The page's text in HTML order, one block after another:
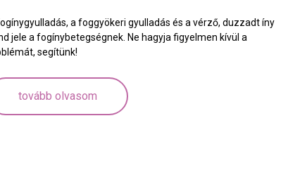
a foggyökeri gyulladás és a vérző, duzzadt íny
jele a fogínybetegségnek. Ne hagyja figyelmen kívül a
segítünk!
tovább olvasom